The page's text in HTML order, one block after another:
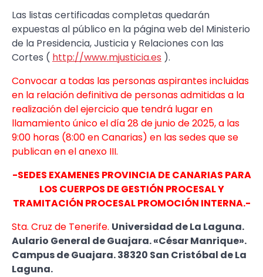
Las listas certificadas completas quedarán
expuestas al público en la página web del Ministerio
de la Presidencia, Justicia y Relaciones con las
Cortes ( http://www.mjusticia.es ).
Convocar a todas las personas aspirantes incluidas
en la relación definitiva de personas admitidas a la
realización del ejercicio que tendrá lugar en
llamamiento único el día 28 de junio de 2025, a las
9:00 horas (8:00 en Canarias) en las sedes que se
publican en el anexo III.
-SEDES EXAMENES PROVINCIA DE CANARIAS PARA
LOS CUERPOS DE GESTIÓN PROCESAL Y
TRAMITACIÓN PROCESAL PROMOCIÓN INTERNA.-
Sta. Cruz de Tenerife. Universidad de La Laguna.
Aulario General de Guajara. «César Manrique».
Campus de Guajara. 38320 San Cristóbal de La
Laguna.